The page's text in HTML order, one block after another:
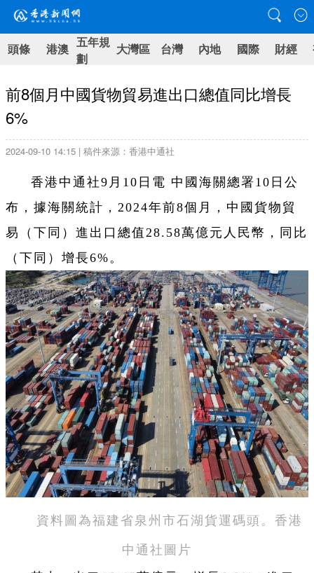
頭條 港澳 五年規
劃
大灣區 台灣 內地 國際 財經
前8個月中國貨物貿易進出口總值同比增長
6%
2024-09-10 14:15 | 稿件來源：香港中通社
香港中通社9月10日電 中國海關總署10日公
布，據海關統計，2024年前8個月，中國貨物貿
易（下同）進出口總值28.58萬億元人民幣，同比
（下同）增長6%。
資料圖為福建省泉州市石湖貨運碼頭。香港
中通社圖片